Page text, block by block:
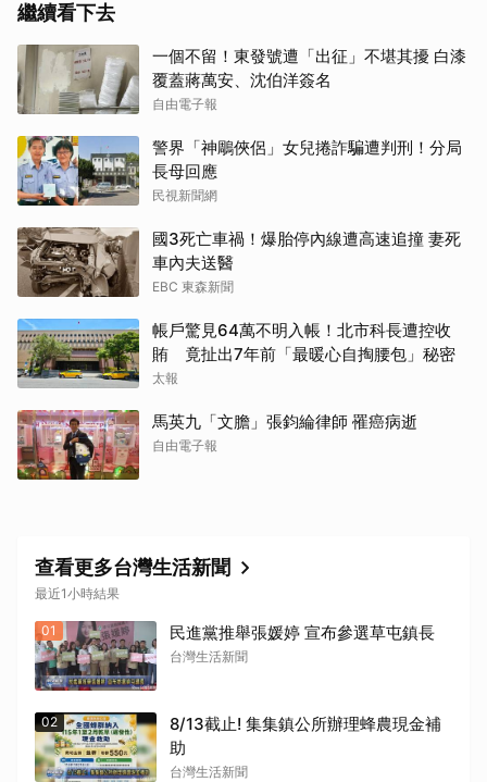
繼續看下去
一個不留！東發號遭「出征」不堪其擾 白漆
覆蓋蔣萬安、沈伯洋簽名
自由電子報
警界「神鵰俠侶」女兒捲詐騙遭判刑！分局
長母回應
民視新聞網
國3死亡車禍！爆胎停內線遭高速追撞 妻死
車內夫送醫
EBC 東森新聞
帳戶驚見64萬不明入帳！北市科長遭控收
賄 竟扯出7年前「最暖心自掏腰包」秘密
太報
馬英九「文膽」張鈞綸律師 罹癌病逝
自由電子報
查看更多台灣生活新聞
最近1小時結果
01 民進黨推舉張媛婷 宣布參選草屯鎮長
台灣生活新聞
02
8/13截止! 集集鎮公所辦理蜂農現金補
助
台灣生活新聞